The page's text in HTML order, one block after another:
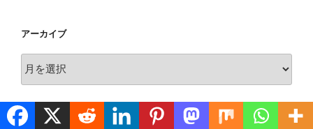
アーカイブ
ー
イ
EEENOTE仲間